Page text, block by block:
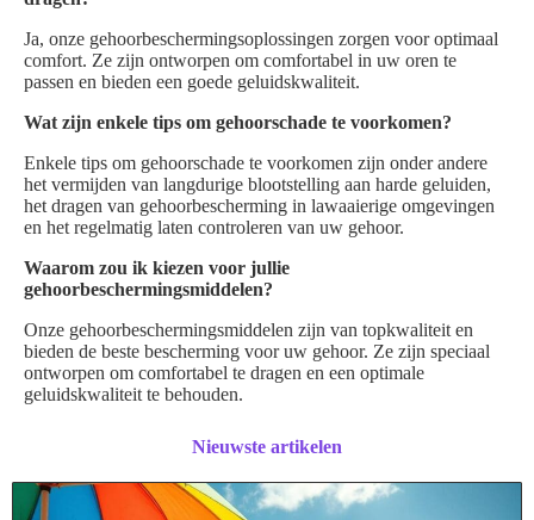
Ja, onze gehoorbeschermingsoplossingen zorgen voor optimaal
comfort. Ze zijn ontworpen om comfortabel in uw oren te
passen en bieden een goede geluidskwaliteit.
Wat zijn enkele tips om gehoorschade te voorkomen?
Enkele tips om gehoorschade te voorkomen zijn onder andere
het vermijden van langdurige blootstelling aan harde geluiden,
het dragen van gehoorbescherming in lawaaierige omgevingen
en het regelmatig laten controleren van uw gehoor.
Waarom zou ik kiezen voor jullie
gehoorbeschermingsmiddelen?
Onze gehoorbeschermingsmiddelen zijn van topkwaliteit en
bieden de beste bescherming voor uw gehoor. Ze zijn speciaal
ontworpen om comfortabel te dragen en een optimale
geluidskwaliteit te behouden.
Nieuwste artikelen